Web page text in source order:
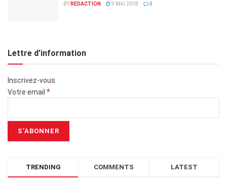
BY REDACTION 9 MAI 2018 0
Lettre d’information
Inscrivez-vous
Votre email *
TRENDING COMMENTS LATEST